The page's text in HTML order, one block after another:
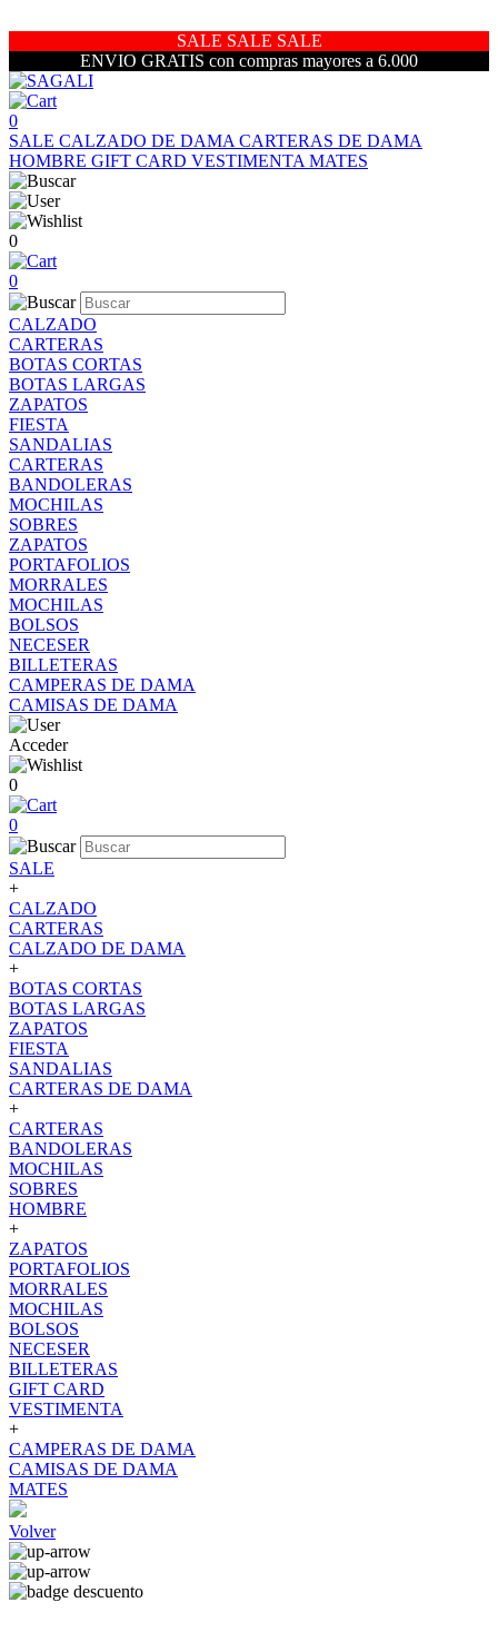
SALE SALE SALE
ENVIO GRATIS con compras mayores a 6.000
0
SALE CALZADO DE DAMA CARTERAS DE DAMA
HOMBRE GIFT CARD VESTIMENTA MATES
0
0
CALZADO
CARTERAS
BOTAS CORTAS
BOTAS LARGAS
ZAPATOS
FIESTA
SANDALIAS
CARTERAS
BANDOLERAS
MOCHILAS
SOBRES
ZAPATOS
PORTAFOLIOS
MORRALES
MOCHILAS
BOLSOS
NECESER
BILLETERAS
CAMPERAS DE DAMA
CAMISAS DE DAMA
Acceder
0
0
SALE
+
CALZADO
CARTERAS
CALZADO DE DAMA
+
BOTAS CORTAS
BOTAS LARGAS
ZAPATOS
FIESTA
SANDALIAS
CARTERAS DE DAMA
+
CARTERAS
BANDOLERAS
MOCHILAS
SOBRES
HOMBRE
+
ZAPATOS
PORTAFOLIOS
MORRALES
MOCHILAS
BOLSOS
NECESER
BILLETERAS
GIFT CARD
VESTIMENTA
+
CAMPERAS DE DAMA
CAMISAS DE DAMA
MATES
Volver